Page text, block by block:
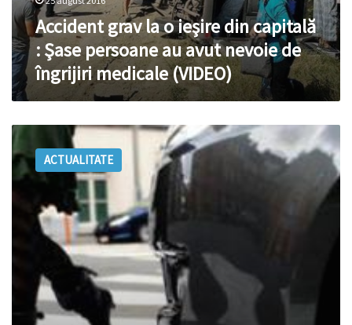
(VIDEO)Accident grav la o ieşire din capitală
: Şase persoane au avut nevoie de
îngrijiri medicale (VIDEO)
Reţinut
după
ce
a
locul
tamponări
pieton
ACTUALITATE